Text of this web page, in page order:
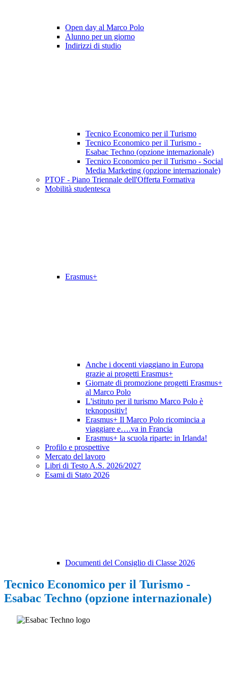
Open day al Marco Polo
Alunno per un giorno
Indirizzi di studio
Tecnico Economico per il Turismo
Tecnico Economico per il Turismo -
Esabac Techno (opzione internazionale)
Tecnico Economico per il Turismo - Social
Media Marketing (opzione internazionale)
PTOF - Piano Triennale dell'Offerta Formativa
Mobilità studentesca
Erasmus+
Anche i docenti viaggiano in Europa
grazie ai progetti Erasmus+
Giornate di promozione progetti Erasmus+
al Marco Polo
L'istituto per il turismo Marco Polo è
teknopositiv!
Erasmus+ Il Marco Polo ricomincia a
viaggiare e….va in Francia
Erasmus+ la scuola riparte: in Irlanda!
Profilo e prospettive
Mercato del lavoro
Libri di Testo A.S. 2026/2027
Esami di Stato 2026
Documenti del Consiglio di Classe 2026
Tecnico Economico per il Turismo -
Esabac Techno (opzione internazionale)